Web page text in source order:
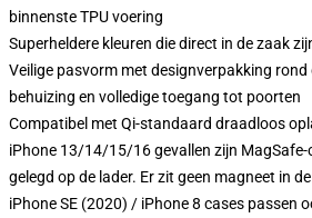
binnenste TPU voering
Superheldere kleuren die direct in de zaak
Veilige pasvorm met designverpakking rond
behuizing en volledige toegang tot poorten
Compatibel met Qi-standaard draadloos
iPhone 13/14/15/16 gevallen zijn
gelegd op de lader. Er zit geen magneet in
iPhone SE (2020) / iPhone 8 cases passen